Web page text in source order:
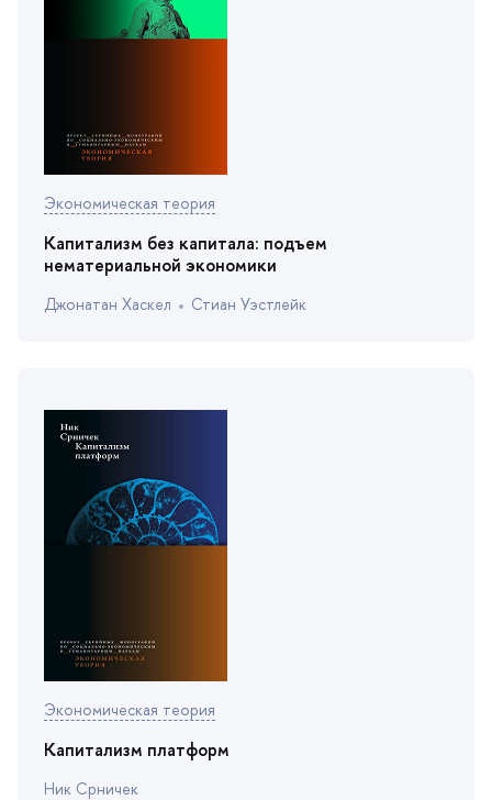
Экономическая теория
Капитализм без капитала: подъем
нематериальной экономики
Джонатан Хаскел Стиан Уэстлейк
Экономическая теория
Капитализм платформ
Ник Срничек